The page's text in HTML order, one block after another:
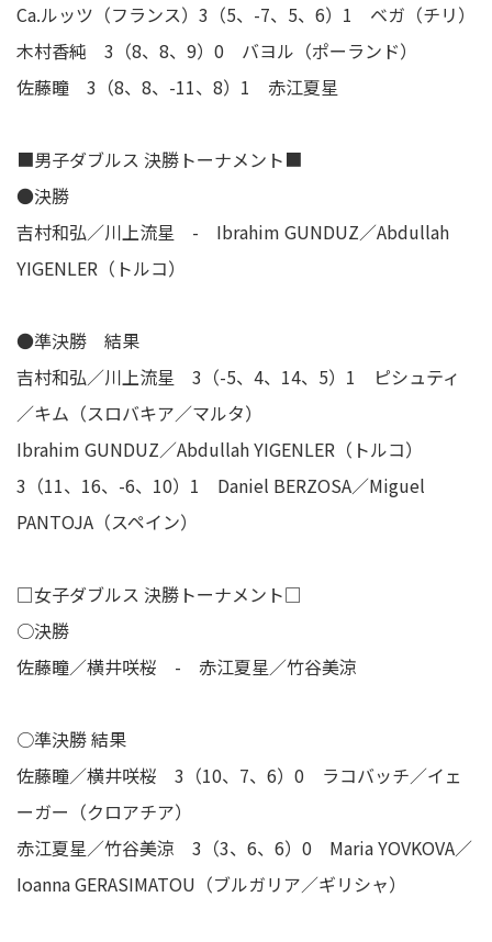
Ca.ルッツ（フランス）3（5、-7、5、6）1 ベガ（チリ）
木村香純 3（8、8、9）0 バヨル（ポーランド）
佐藤瞳 3（8、8、-11、8）1 赤江夏星
■男子ダブルス 決勝トーナメント■
●決勝
吉村和弘／川上流星 - Ibrahim GUNDUZ／Abdullah
YIGENLER（トルコ）
●準決勝 結果
吉村和弘／川上流星 3（-5、4、14、5）1 ピシュティ
／キム（スロバキア／マルタ）
Ibrahim GUNDUZ／Abdullah YIGENLER（トルコ）
3（11、16、-6、10）1 Daniel BERZOSA／Miguel
PANTOJA（スペイン）
□女子ダブルス 決勝トーナメント□
○決勝
佐藤瞳／横井咲桜 - 赤江夏星／竹谷美涼
○準決勝 結果
佐藤瞳／横井咲桜 3（10、7、6）0 ラコバッチ／イェ
ーガー（クロアチア）
赤江夏星／竹谷美涼 3（3、6、6）0 Maria YOVKOVA／
Ioanna GERASIMATOU（ブルガリア／ギリシャ）